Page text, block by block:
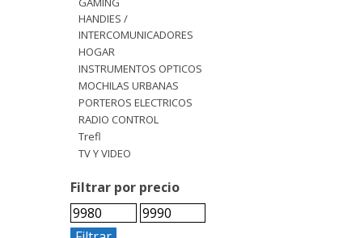
HANDIES /
INTERCOMUNICADORES
HOGAR
INSTRUMENTOS OPTICOS
MOCHILAS URBANAS
PORTEROS ELECTRICOS
RADIO CONTROL
Trefl
TV Y VIDEO
Filtrar por precio